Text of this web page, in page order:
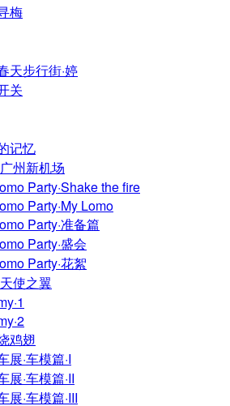
梅
天步行街·婷
关
记忆
州新机场
Party·Shake the fire
Party·My Lomo
Party·准备篇
Party·盛会
Party·花絮
使之翼
鸡翅
展·车模篇·I
展·车模篇·II
展·车模篇·III